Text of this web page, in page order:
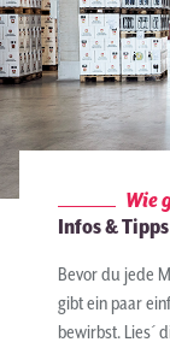
Wie
Infos &
Bevor du jede
gibt ein paar
bewirbst. Lies´